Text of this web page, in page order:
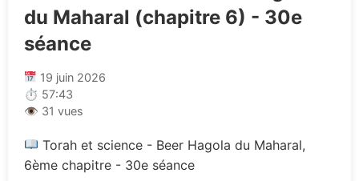
du Maharal (chapitre 6) - 30e
séance
19 juin 2026
⏱ 57:43
👁 31 vues
Torah et science - Beer Hagola du Maharal,
6ème chapitre - 30e séance